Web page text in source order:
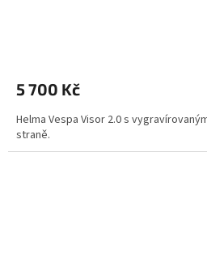
5 700 Kč
Helma Vespa Visor 2.0 s
straně.